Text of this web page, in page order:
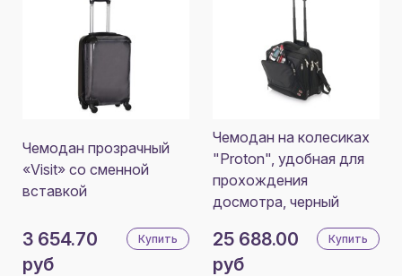
Чемодан прозрачный
«Visit» со сменной
вставкой
3 654.70
руб
Купить
Чемодан на колесиках
"Proton", удобная для
прохождения
досмотра, черный
25 688.00
руб
Купить